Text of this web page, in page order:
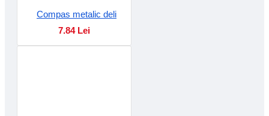
Compas metalic deli
7.84 Lei